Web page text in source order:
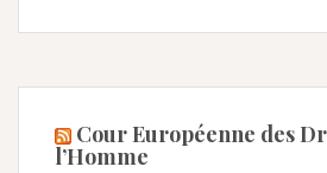
Cour Européenne des
l’Homme